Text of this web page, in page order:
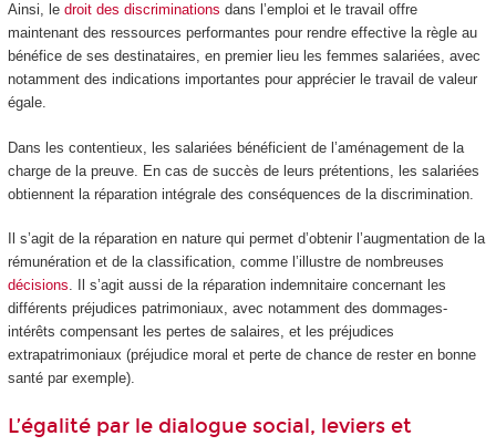
Ainsi, le droit des discriminations dans l’emploi et le travail offre
maintenant des ressources performantes pour rendre effective la règle au
bénéfice de ses destinataires, en premier lieu les femmes salariées, avec
notamment des indications importantes pour apprécier le travail de valeur
égale.
Dans les contentieux, les salariées bénéficient de l’aménagement de la
charge de la preuve. En cas de succès de leurs prétentions, les salariées
obtiennent la réparation intégrale des conséquences de la discrimination.
Il s’agit de la réparation en nature qui permet d’obtenir l’augmentation de la
rémunération et de la classification, comme l’illustre de nombreuses
décisions. Il s’agit aussi de la réparation indemnitaire concernant les
différents préjudices patrimoniaux, avec notamment des dommages-
intérêts compensant les pertes de salaires, et les préjudices
extrapatrimoniaux (préjudice moral et perte de chance de rester en bonne
santé par exemple).
L’égalité par le dialogue social, leviers et